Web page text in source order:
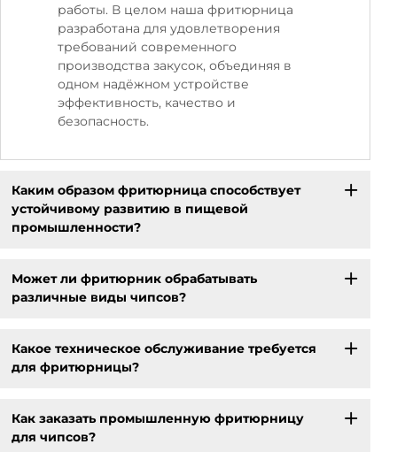
работы. В целом наша фритюрница
разработана для удовлетворения
требований современного
производства закусок, объединяя в
одном надёжном устройстве
эффективность, качество и
безопасность.
Каким образом фритюрница способствует
устойчивому развитию в пищевой
промышленности?
Может ли фритюрник обрабатывать
различные виды чипсов?
Какое техническое обслуживание требуется
для фритюрницы?
Как заказать промышленную фритюрницу
для чипсов?